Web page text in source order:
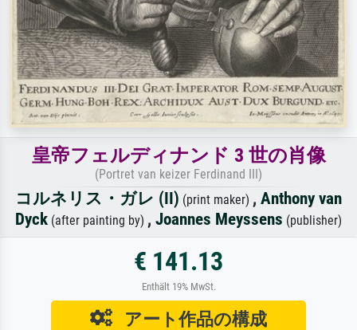
皇帝フェルディナンド 3 世の肖像
(Portret van keizer Ferdinand III)
コルネリス・ガレ (II) (print maker) , Anthony van
Dyck (after painting by) , Joannes Meyssens (publisher)
€ 141.13
Enthält 19% MwSt.
アート作品の構成